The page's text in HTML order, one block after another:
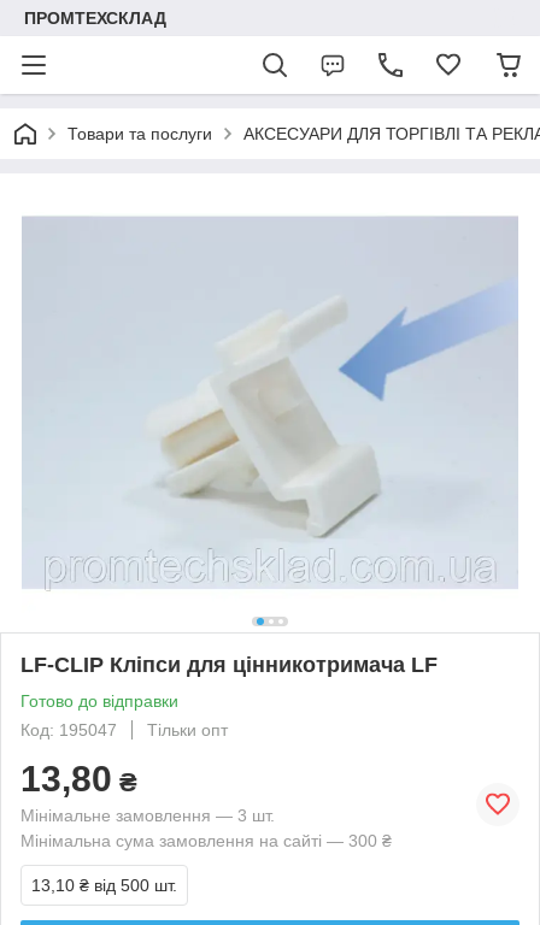
ПРОМТЕХСКЛАД
Товари та послуги АКСЕСУАРИ ДЛЯ ТОРГІВЛІ ТА
LF-CLIP Кліпси для цінникотримача LF
Готово до відправки
Код: 195047
Тільки опт
13,80 ₴
Мінімальне замовлення — 3 шт.
Мінімальна сума замовлення на сайті — 300 ₴
13,10 ₴ від 500 шт.